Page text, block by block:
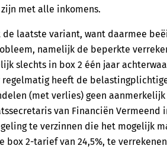
met alle inkomens.
de laatste variant, want daarmee
namelijk de beperkte
slechts in box 2 één jaar
heeft de
(met verlies) geen
van Financiën Vermeend
te verzinnen die het mogelijk
box 2-tarief van 24,5%, te